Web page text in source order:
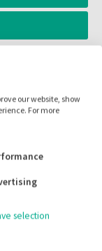
our website, show
For more
selection